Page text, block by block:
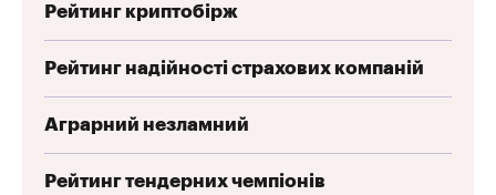
Рейтинг криптобірж
Рейтинг надійності страхових компаній
Аграрний незламний
Рейтинг тендерних чемпіонів